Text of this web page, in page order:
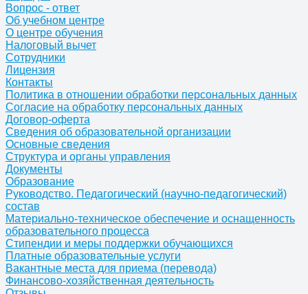
Вопрос - ответ
Об учебном центре
О центре обучения
Налоговый вычет
Сотрудники
Лицензия
Контакты
Политика в отношении обработки персональных данных
Согласие на обработку персональных данных
Договор-оферта
Сведения об образовательной организации
Основные сведения
Структура и органы управления
Документы
Образование
Руководство. Педагогический (научно-педагогический)
состав
Материально-техническое обеспечение и оснащенность
образовательного процесса
Стипендии и меры поддержки обучающихся
Платные образовательные услуги
Вакантные места для приема (перевода)
Финансово-хозяйственная деятельность